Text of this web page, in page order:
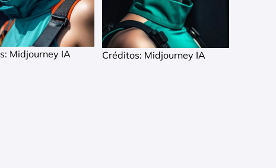
Midjourney IA Créditos: Midjourney IA